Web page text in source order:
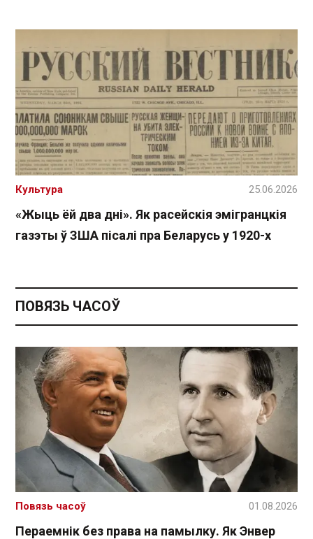
«Жыць ёй два дні». Як расейскія эмігранцкія
газэты ў ЗША пісалі пра Беларусь у 1920-х
Культура 25.06.2026
ПОВЯЗЬ ЧАСОЎ
Пераемнік без права на памылку. Як Энвер
Повязь часоў 01.08.2026